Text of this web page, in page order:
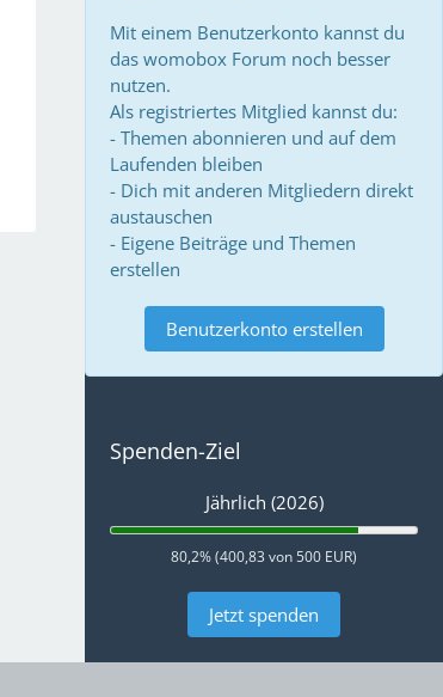
Mit einem Benutzerkonto kannst du
das womobox Forum noch besser
nutzen.
Als registriertes Mitglied kannst du:
- Themen abonnieren und auf dem
Laufenden bleiben
- Dich mit anderen Mitgliedern direkt
austauschen
- Eigene Beiträge und Themen
erstellen
Benutzerkonto erstellen
Spenden-Ziel
Jährlich (2026)
80,2% (400,83 von 500 EUR)
Jetzt spenden